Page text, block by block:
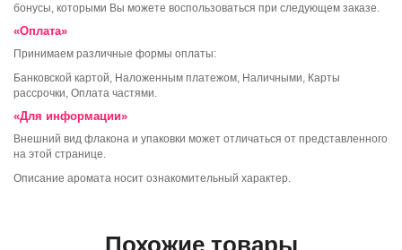
бонусы, которыми Вы можете воспользоваться при следующем заказе.
«Оплата»
Принимаем различные формы оплаты:
Банковской картой, Наложенным платежом, Наличными, Карты
рассрочки, Оплата частями.
«Для информации»
Внешний вид флакона и упаковки может отличаться от представленного
на этой странице.
Описание аромата носит ознакомительный характер.
Похожие товары